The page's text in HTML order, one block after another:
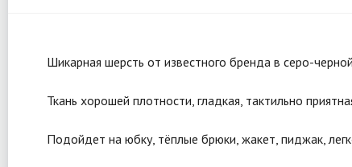
Шикарная шерсть от известного бренда в серо-
Ткань хорошей плотности, гладкая, тактильно
Подойдет на юбку, тёплые брюки, жакет, пиджак,